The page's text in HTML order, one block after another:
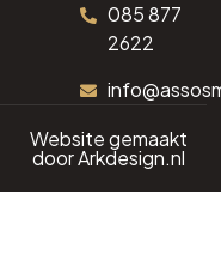
085 877
2622
Website gemaakt
doorArkdesign.nl